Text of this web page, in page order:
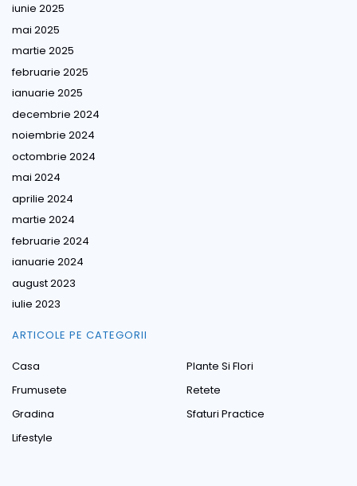
iunie 2025
mai 2025
martie 2025
februarie 2025
ianuarie 2025
decembrie 2024
noiembrie 2024
octombrie 2024
mai 2024
aprilie 2024
martie 2024
februarie 2024
ianuarie 2024
august 2023
iulie 2023
ARTICOLE PE CATEGORII
Casa
Frumusete
Gradina
Lifestyle
Plante Si Flori
Retete
Sfaturi Practice